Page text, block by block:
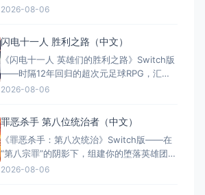
女与炼金术的夏日成长物语 游戏类型：角色
部曲～ DX（官方简体中文定名） 港台名
称：萊莎的鍊金工房 ～秘密三部曲
2026-08-06
闪电十一人 胜利之路（中文）
《闪电十一人 英雄们的胜利之路》Switch版
——时隔12年回归的超次元足球RPG，汇聚
历代5000+角色的热血盛宴 游戏类型：角色
的胜利之路（官方简体中文定名） 港台名
称：閃電十一人 英雄們的勝
2026-08-06
罪恶杀手 第八位统治者（中文）
《罪恶杀手：第八次统治》Switch版——在
“第八宗罪”的阴影下，组建你的堕落英雄团，
在罪恶与救赎间抉择 游戏类型：角色扮演类
2026-08-06